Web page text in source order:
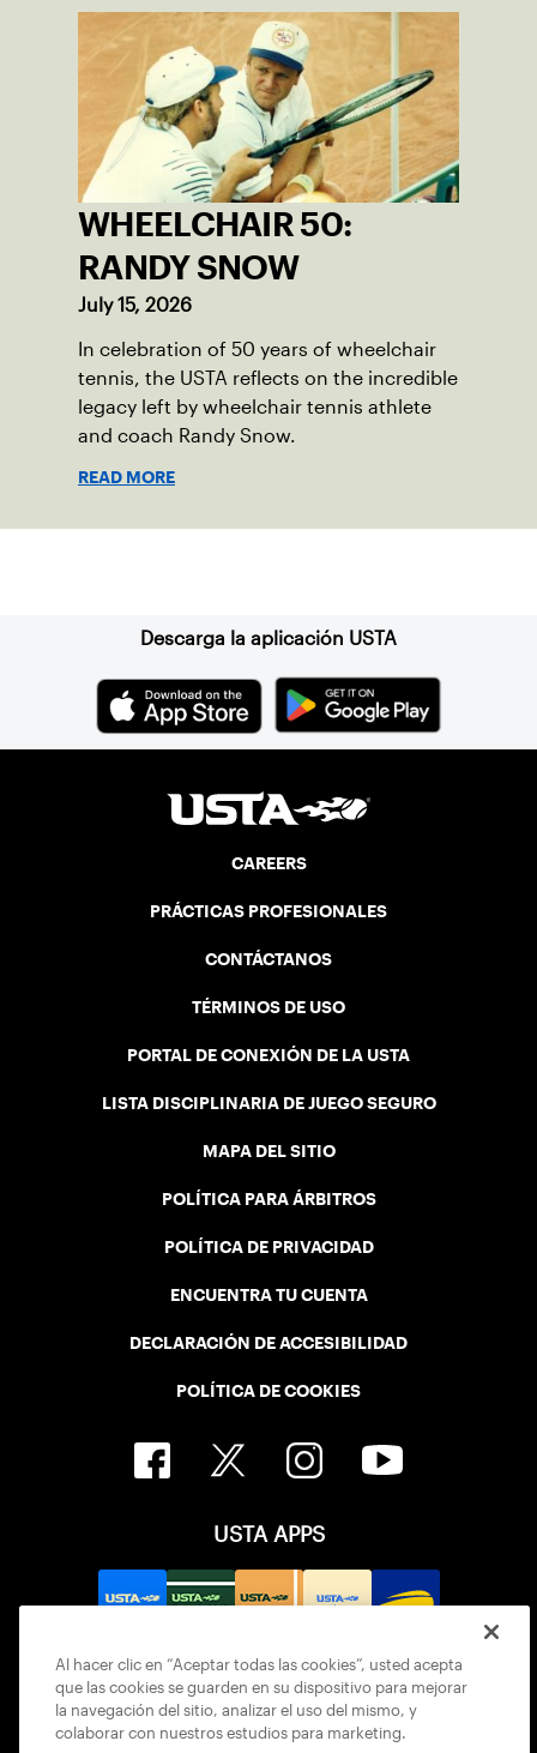
WHEELCHAIR 50:
RANDY SNOW
July 15, 2026
In celebration of 50 years of wheelchair
tennis, the USTA reflects on the incredible
legacy left by wheelchair tennis athlete
and coach Randy Snow.
READ MORE
Descarga la aplicación USTA
CAREERS
PRÁCTICAS PROFESIONALES
CONTÁCTANOS
TÉRMINOS DE USO
PORTAL DE CONEXIÓN DE LA USTA
LISTA DISCIPLINARIA DE JUEGO SEGURO
MAPA DEL SITIO
POLÍTICA PARA ÁRBITROS
POLÍTICA DE PRIVACIDAD
ENCUENTRA TU CUENTA
DECLARACIÓN DE ACCESIBILIDAD
POLÍTICA DE COOKIES
USTA APPS
Al hacer clic en “Aceptar todas las cookies”, usted acepta
que las cookies se guarden en su dispositivo para mejorar
la navegación del sitio, analizar el uso del mismo, y
colaborar con nuestros estudios para marketing.